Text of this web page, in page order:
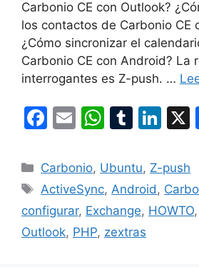
Carbonio CE con Outlook?
los contactos de Carbonio CE
¿Cómo sincronizar el
Carbonio CE con Android? La
interrogantes es Z-push. …
F
c
e
b
o
E
ai
l
W
at
s
A
p
T
m
bl
r
Li
k
e
dI
Categorías
Carbonio, Ubuntu, Z-push
Etiquetas
ActiveSync, Android ,
configurar, Exchange, HOWTO,
Outlook, PHP, zextras